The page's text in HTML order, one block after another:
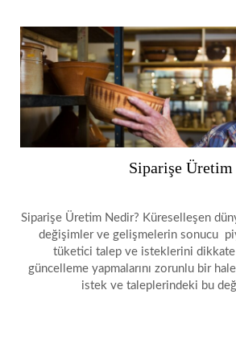
Siparişe Üretim
Siparişe Üretim Nedir? Küreselleşen
değişimler ve gelişmelerin sonucu
tüketici talep ve isteklerini dikkate
güncelleme yapmalarını zorunlu bir
istek ve taleplerindeki bu